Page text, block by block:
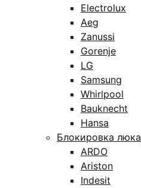
Electrolux
Aeg
Zanussi
Gorenje
LG
Samsung
Whirlpool
Bauknecht
Hansa
Блокировка люка
ARDO
Ariston
Indesit